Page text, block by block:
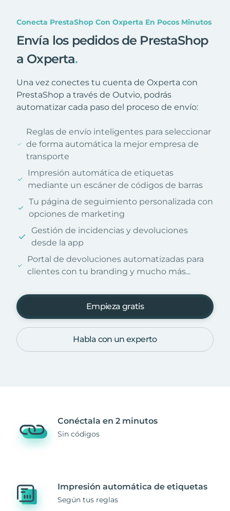
Conecta PrestaShop Con Oxperta En Pocos Minutos
Envía los pedidos de PrestaShop
a Oxperta.
Una vez conectes tu cuenta de Oxperta con
PrestaShop a través de Outvio, podrás
automatizar cada paso del proceso de envío:
Reglas de envío inteligentes para seleccionar
de forma automática la mejor empresa de
transporte
Impresión automática de etiquetas
mediante un escáner de códigos de barras
Tu página de seguimiento personalizada con
opciones de marketing
Gestión de incidencias y devoluciones
desde la app
Portal de devoluciones automatizadas para
clientes con tu branding y mucho más...
Empieza gratis
Habla con un experto
Conéctala en 2 minutos
Sin códigos
Impresión automática de etiquetas
Según tus reglas